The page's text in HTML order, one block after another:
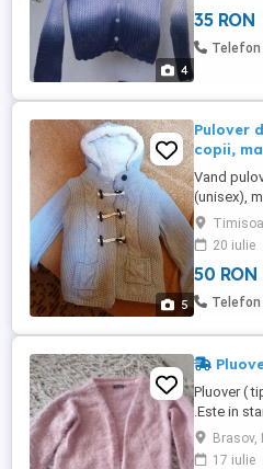
4
35 RON
5
Pulover
copii,
Vand
(unisex),
in conditii
20 iulie
50 RON
Pluover (
.Este in
Marimea
Brasov,
17 iulie